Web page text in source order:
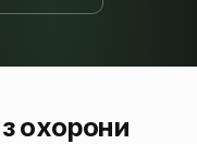
охорони